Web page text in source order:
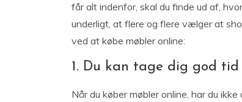
får alt indenfor, skal du finde ud af,
underligt, at flere og flere vælger at
ved at købe møbler online:
1. Du kan tage dig god tid
Når du køber møbler online, har du